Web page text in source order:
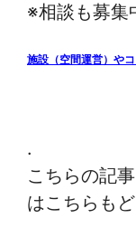
※相談も募
施設（空間運営）や
.
こちらの記
はこちらもど